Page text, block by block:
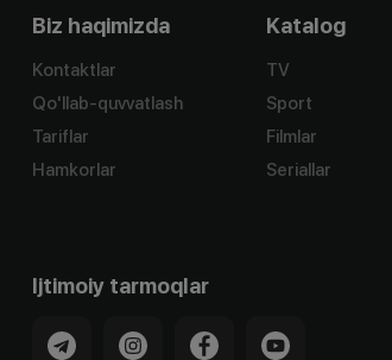
Biz haqimizda
Kontaktlar
Qo'llab-quvvatlash
Tariflar
Hamkorlar
Katalog
TV
Sport
Filmlar
Seriallar
Ijtimoiy tarmoqlar